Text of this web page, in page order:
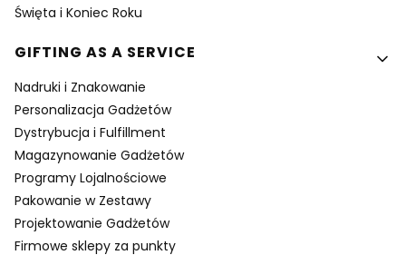
Święta i Koniec Roku
GIFTING AS A SERVICE
Nadruki i Znakowanie
Personalizacja Gadżetów
Dystrybucja i Fulfillment
Magazynowanie Gadżetów
Programy Lojalnościowe
Pakowanie w Zestawy
Projektowanie Gadżetów
Firmowe sklepy za punkty